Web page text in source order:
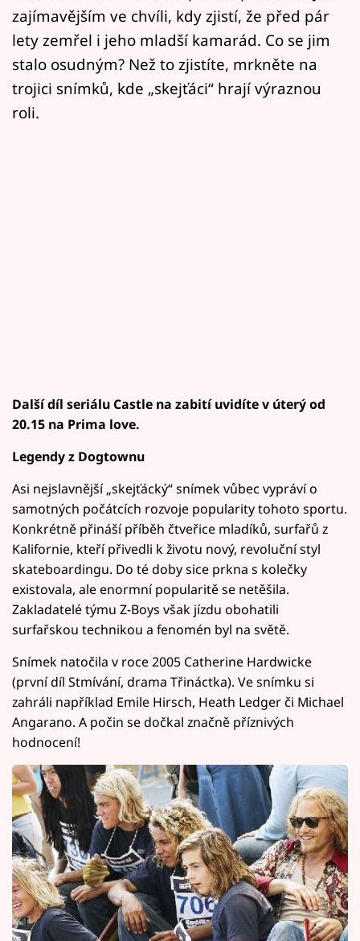
Přihlášení
Sledujte nás
zajímavějším ve chvíli, kdy zjistí, že před pár
lety zemřel i jeho mladší kamarád. Co se jim
stalo osudným? Než to zjistíte, mrkněte na
trojici snímků, kde „skejťáci“ hrají výraznou
roli.
Další díl seriálu Castle na zabití uvidíte v úterý od
20.15 na Prima love.
Legendy z Dogtownu
Asi nejslavnější „skejťácký“ snímek vůbec vypráví o
samotných počátcích rozvoje popularity tohoto sportu.
Konkrétně přináší příběh čtveřice mladíků, surfařů z
Kalifornie, kteří přivedli k životu nový, revoluční styl
skateboardingu. Do té doby sice prkna s kolečky
existovala, ale enormní popularitě se netěšila.
Zakladatelé týmu Z-Boys však jízdu obohatili
surfařskou technikou a fenomén byl na světě.
Snímek natočila v roce 2005 Catherine Hardwicke
(první díl Stmívání, drama Třináctka). Ve snímku si
zahráli například Emile Hirsch, Heath Ledger či Michael
Angarano. A počin se dočkal značně příznivých
hodnocení!